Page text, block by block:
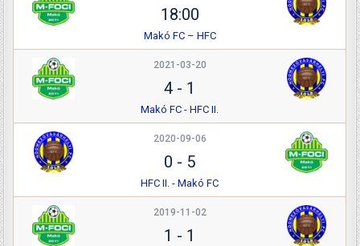
18:00
Makó FC – HFC
2021-03-20
4 - 1
Makó FC - HFC II.
2020-09-06
0 - 5
HFC II. - Makó FC
2019-11-02
1 - 1